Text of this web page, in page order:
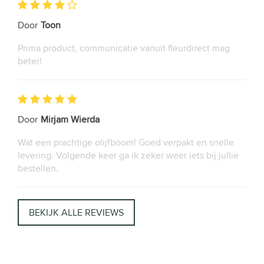
Door Toon
Prima product, communicatie vanuit fleurdirect mag
beter!
Door Mirjam Wierda
Wat een prachtige olijfboom! Goed verpakt en snelle
levering. Volgende keer ga ik zeker weer iets bij jullie
bestellen.
BEKIJK ALLE REVIEWS